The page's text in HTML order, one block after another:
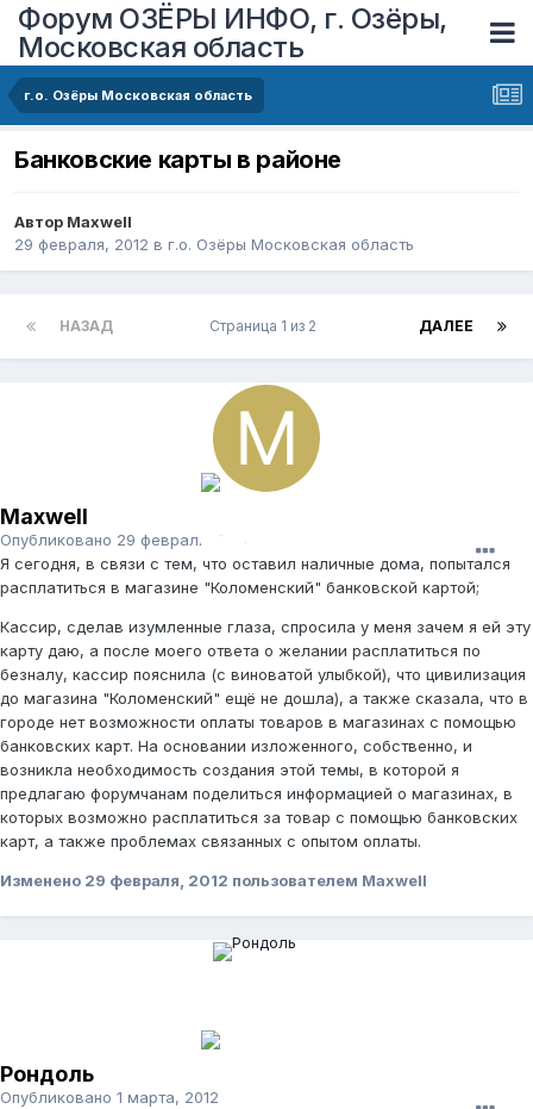
Форум ОЗЁРЫ ИНФО, г. Озёры,
Московская область
г.о. Озёры Московская область
Банковские карты в районе
Автор Maxwell
29 февраля, 2012 в г.о. Озёры Московская область
НАЗАД ДАЛЕЕ
Страница 1 из 2
Maxwell
Опубликовано 29 февраля, 2012
Я сегодня, в связи с тем, что оставил наличные дома, попытался
расплатиться в магазине "Коломенский" банковской картой;
Кассир, сделав изумленные глаза, спросила у меня зачем я ей эту
карту даю, а после моего ответа о желании расплатиться по
безналу, кассир пояснила (с виноватой улыбкой), что цивилизация
до магазина "Коломенский" ещё не дошла), а также сказала, что в
городе нет возможности оплаты товаров в магазинах с помощью
банковских карт. На основании изложенного, собственно, и
возникла необходимость создания этой темы, в которой я
предлагаю форумчанам поделиться информацией о магазинах, в
которых возможно расплатиться за товар с помощью банковских
карт, а также проблемах связанных с опытом оплаты.
Изменено 29 февраля, 2012 пользователем Maxwell
Рондоль
Опубликовано 1 марта, 2012